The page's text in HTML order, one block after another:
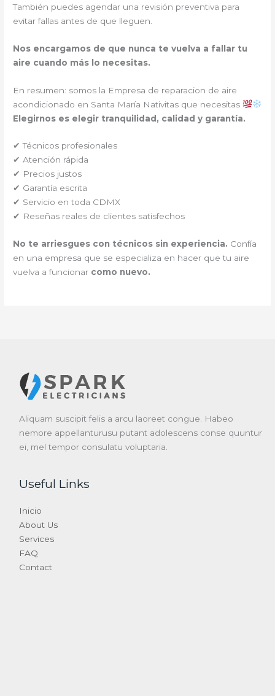
También puedes agendar una revisión preventiva para
evitar fallas antes de que lleguen.
Nos encargamos de que nunca te vuelva a fallar tu
aire cuando más lo necesitas.
En resumen: somos la Empresa de reparacion de aire
acondicionado en Santa María Nativitas que necesitas
Elegirnos es elegir tranquilidad, calidad y garantía.
✔ Técnicos profesionales
✔ Atención rápida
✔ Precios justos
✔ Garantía escrita
✔ Servicio en toda CDMX
✔ Reseñas reales de clientes satisfechos
No te arriesgues con técnicos sin experiencia. Confía
en una empresa que se especializa en hacer que tu aire
vuelva a funcionar como nuevo.
Aliquam suscipit felis a arcu laoreet congue. Habeo
nemore appellanturusu putant adolescens conse quuntur
ei, mel tempor consulatu voluptaria.
Useful Links
Inicio
About Us
Services
FAQ
Contact